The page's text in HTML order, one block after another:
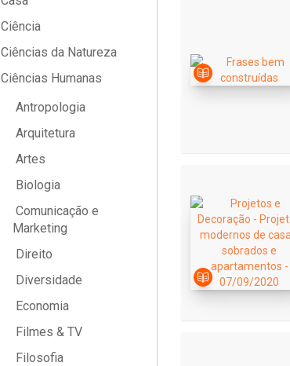
Ciência
Ciências da Natureza
Ciências Humanas
Antropologia
Arquitetura
Artes
Biologia
Comunicação e
Marketing
Direito
Diversidade
Economia
Filmes & TV
Filosofia